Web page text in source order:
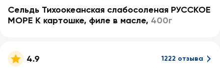
Сельдь Тихоокеанская слабосоленая РУССКОЕ
МОРЕ К картошке, филе в масле, 400г
4.9 1222 отзыва